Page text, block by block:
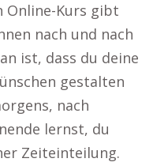
Online-Kurs gibt
nach und nach
ist, dass du deine
gestalten
nach
lernst, du
Zeiteinteilung.